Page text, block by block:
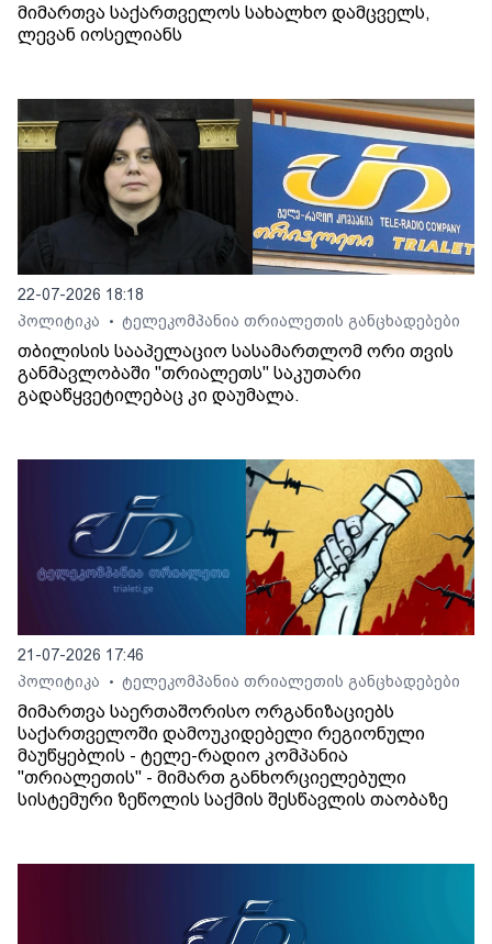
მიმართვა საქართველოს სახალხო დამცველს,
ლევან იოსელიანს
22-07-2026 18:18
პოლიტიკა
• ტელეკომპანია თრიალეთის განცხადებები
თბილისის სააპელაციო სასამართლომ ორი თვის
განმავლობაში "თრიალეთს" საკუთარი
გადაწყვეტილებაც კი დაუმალა.
21-07-2026 17:46
პოლიტიკა
• ტელეკომპანია თრიალეთის განცხადებები
მიმართვა საერთაშორისო ორგანიზაციებს
საქართველოში დამოუკიდებელი რეგიონული
მაუწყებლის - ტელე-რადიო კომპანია
"თრიალეთის" - მიმართ განხორციელებული
სისტემური ზეწოლის საქმის შესწავლის თაობაზე